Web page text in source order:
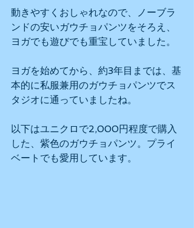
動きやすくおしゃれなので、ノーブラ
ンドの安いガウチョパンツをそろえ、
ヨガでも遊びでも重宝していました。
ヨガを始めてから、約3年目までは、基
本的に私服兼用のガウチョパンツでス
タジオに通っていましたね。
以下はユニクロで2,000円程度で購入
した、紫色のガウチョパンツ。プライ
ベートでも愛用しています。